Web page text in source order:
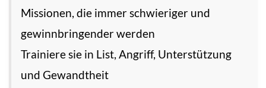
Missionen, die immer schwieriger und
gewinnbringender werden
Trainiere sie in List, Angriff, Unterstützung
und Gewandtheit